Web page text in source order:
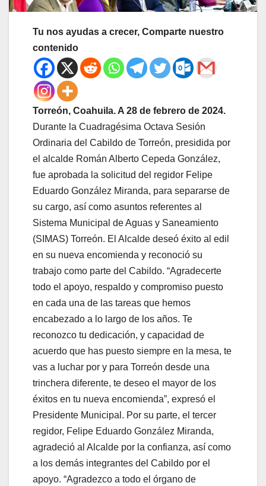
Tu nos ayudas a crecer, Comparte nuestro
contenido
Torreón, Coahuila. A 28 de febrero de 2024.
Durante la Cuadragésima Octava Sesión
Ordinaria del Cabildo de Torreón, presidida por
el alcalde Román Alberto Cepeda González,
fue aprobada la solicitud del regidor Felipe
Eduardo González Miranda, para separarse de
su cargo, así como asuntos referentes al
Sistema Municipal de Aguas y Saneamiento
(SIMAS) Torreón. El Alcalde deseó éxito al edil
en su nueva encomienda y reconoció su
trabajo como parte del Cabildo. “Agradecerte
todo el apoyo, respaldo y compromiso puesto
en cada una de las tareas que hemos
encabezado a lo largo de los años. Te
reconozco tu dedicación, y capacidad de
acuerdo que has puesto siempre en la mesa, te
vas a luchar por y para Torreón desde una
trinchera diferente, te deseo el mayor de los
éxitos en tu nueva encomienda”, expresó el
Presidente Municipal. Por su parte, el tercer
regidor, Felipe Eduardo González Miranda,
agradeció al Alcalde por la confianza, así como
a los demás integrantes del Cabildo por el
apoyo. “Agradezco a todo el órgano de